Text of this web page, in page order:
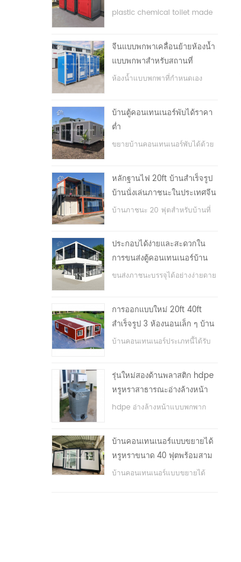
plastic chemical toilet made
จีนแบบพกพาเคลื่อนย้ายห้องน้ำ
แบบพกพาสำหรับสถานที่
ก่อสร้าง
ห้องน้ำแบบพกพาที่กำหนดเอง
บ้านตู้คอนเทนเนอร์พับได้ราคา
ต่ำ
ขยายบ้านคอนเทนเนอร์พับได้ด้วย
หลักฐานไฟ 20ft บ้านสำเร็จรูป
บ้านนั่งเล่นภาชนะในประเทศจีน
บ้านภาชนะ 20 ฟุตสำหรับบ้านที่
ประกอบได้ง่ายและสะดวกใน
การขนส่งตู้คอนเทนเนอร์บ้าน
ขนส่งภาชนะบรรจุได้อย่างง่ายดาย
การออกแบบใหม่ 20ft 40ft
สำเร็จรูป 3 ห้องนอนเล็ก ๆ บ้าน
ภาชนะขยาย
บ้านคอนเทนเนอร์ประเภทนี้ได้รับ
ห้องน้ำและระบบไฟฟ้า
รุ่นใหม่สองด้านพลาสติก hdpe
หรูหราสาธารณะอ่างล้างหน้า
มือ
hdpe อ่างล้างหน้าแบบพกพาก
nbsp;
บ้านคอนเทนเนอร์แบบขยายได้
หรูหราขนาด 40 ฟุตพร้อมสาม
ห้องนอน
บ้านคอนเทนเนอร์แบบขยายได้